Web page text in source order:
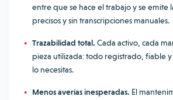
entre que se hace el trabajo y se emite
precisos y sin transcripciones manuales.
Trazabilidad total. Cada activo, cada
pieza utilizada: todo registrado, fiable
lo necesitas.
Menos averías inesperadas. El